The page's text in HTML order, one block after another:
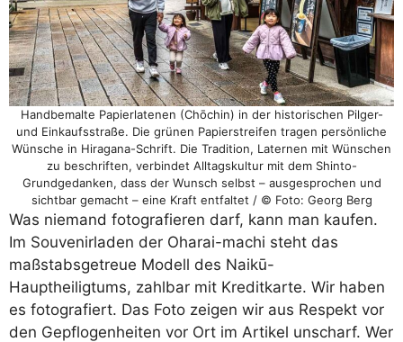
Handbemalte Papierlatenen (Chōchin) in der historischen Pilger-
und Einkaufsstraße. Die grünen Papierstreifen tragen persönliche
Wünsche in Hiragana-Schrift. Die Tradition, Laternen mit Wünschen
zu beschriften, verbindet Alltagskultur mit dem Shinto-
Grundgedanken, dass der Wunsch selbst – ausgesprochen und
sichtbar gemacht – eine Kraft entfaltet / © Foto: Georg Berg
Was niemand fotografieren darf, kann man kaufen.
Im Souvenirladen der Oharai-machi steht das
maßstabsgetreue Modell des Naikū-
Hauptheiligtums, zahlbar mit Kreditkarte. Wir haben
es fotografiert. Das Foto zeigen wir aus Respekt vor
den Gepflogenheiten vor Ort im Artikel unscharf. Wer